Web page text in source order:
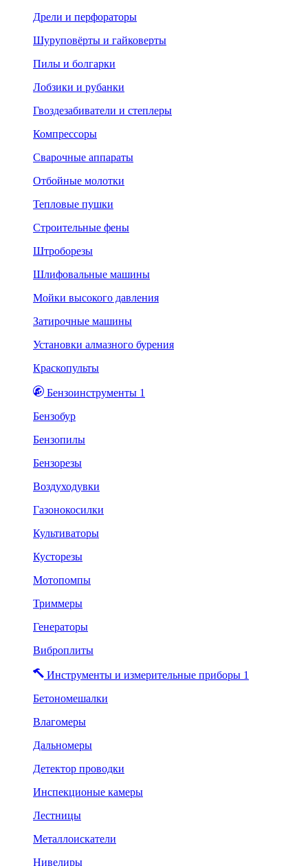
Дрели и перфораторы
Шуруповёрты и гайковерты
Пилы и болгарки
Лобзики и рубанки
Гвоздезабиватели и степлеры
Компрессоры
Сварочные аппараты
Отбойные молотки
Тепловые пушки
Строительные фены
Штроборезы
Шлифовальные машины
Мойки высокого давления
Затирочные машины
Установки алмазного бурения
Краскопульты
Бензоинструменты 1
Бензобур
Бензопилы
Бензорезы
Воздуходувки
Газонокосилки
Культиваторы
Кусторезы
Мотопомпы
Триммеры
Генераторы
Виброплиты
Инструменты и измерительные приборы 1
Бетономешалки
Влагомеры
Дальномеры
Детектор проводки
Инспекционые камеры
Лестницы
Металлоискатели
Нивелиры